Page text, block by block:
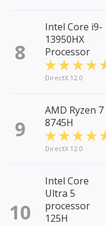
8
Intel Core i9-
13950HX
Processor
DirectX 12.0
9
AMD Ryzen 7
8745H
DirectX 12.0
10
Intel Core
Ultra 5
processor
125H